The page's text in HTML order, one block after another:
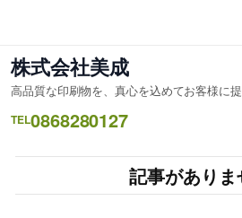
を
ス
キ
ッ
株式会社美成
高品質な印刷物を、真心を込めてお客様に提
TEL0868280127
記事がありま